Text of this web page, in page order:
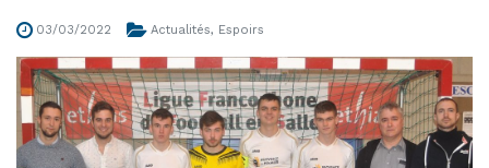
03/03/2022 Actualités, Espoirs